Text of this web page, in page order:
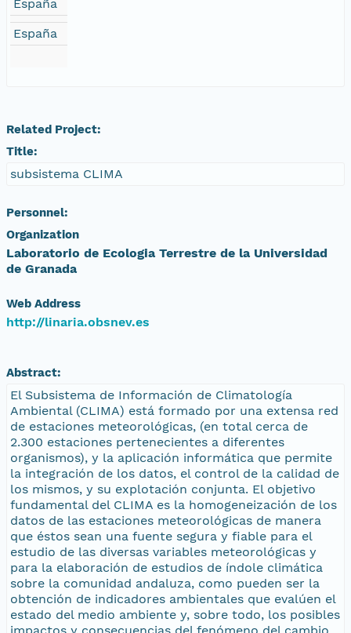
España
España
Related Project:
Title:
subsistema CLIMA
Personnel:
Organization
Laboratorio de Ecologia Terrestre de la Universidad
de Granada
Web Address
http://linaria.obsnev.es
Abstract:
El Subsistema de Información de Climatología
Ambiental (CLIMA) está formado por una extensa red
de estaciones meteorológicas, (en total cerca de
2.300 estaciones pertenecientes a diferentes
organismos), y la aplicación informática que permite
la integración de los datos, el control de la calidad de
los mismos, y su explotación conjunta. El objetivo
fundamental del CLIMA es la homogeneización de los
datos de las estaciones meteorológicas de manera
que éstos sean una fuente segura y fiable para el
estudio de las diversas variables meteorológicas y
para la elaboración de estudios de índole climática
sobre la comunidad andaluza, como pueden ser la
obtención de indicadores ambientales que evalúen el
estado del medio ambiente y, sobre todo, los posibles
impactos y consecuencias del fenómeno del cambio